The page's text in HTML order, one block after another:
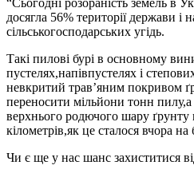
“Сьогодні розораність земель в
досягла 56% території держави і
сільськогосподарських угідь.
Такі пилові бурі в основному
пустелях,напівпустелях і
невкритий трав’яним покривом
переносити мільйони тонн
верхнього родючого шару ґрунту
кілометрів,як це сталося вчора на
Чи є ще у нас шанс захиститися